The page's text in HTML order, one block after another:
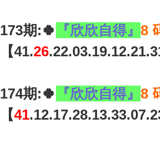
173期:🍀 『欣欣自得』 8
【41.26
174期:🍀 『欣欣自得』 8
【41